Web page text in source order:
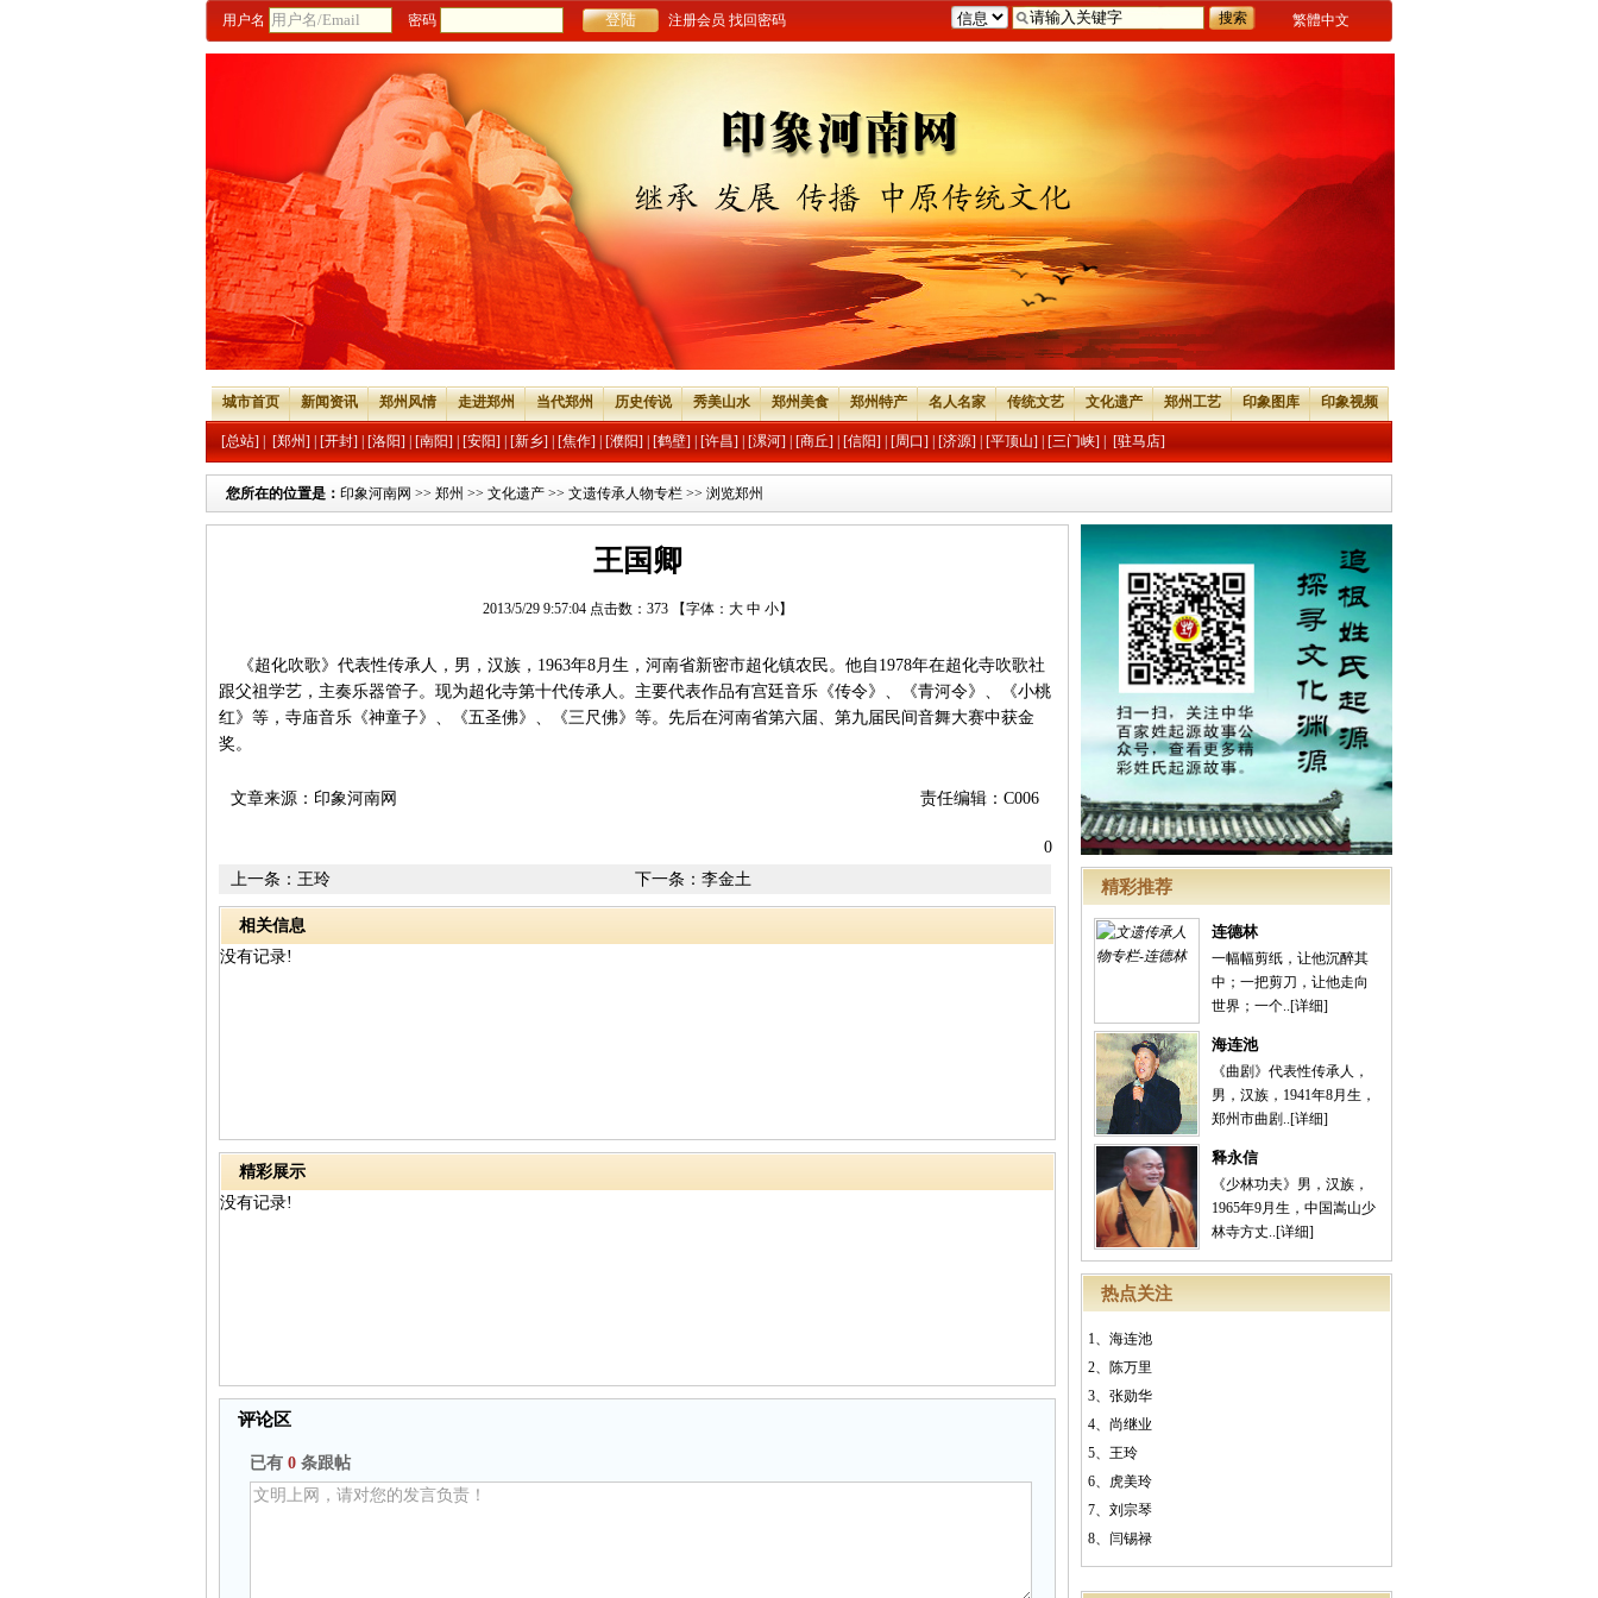
繁體中文
用户名 密码 注册会员 找回密码
城市首页 新闻资讯 郑州风情 走进郑州 当代郑州 历史传说 秀美山水 郑州美食 郑州特产 名人名家 传统文艺 文化遗产 郑州工艺 印象图库 印象视频
[总站] [郑州] [开封] [洛阳] [南阳] [安阳] [新乡] [焦作] [濮阳] [鹤壁] [许昌] [漯河] [商丘] [信阳] [周口] [济源] [平顶山] [三门峡] [驻马店]
您所在的位置是： 印象河南网 >> 郑州 >> 文化遗产 >> 文遗传承人物专栏 >> 浏览郑州
精彩推荐
连德林
一幅幅剪纸，让他沉醉其
中；一把剪刀，让他走向
世界；一个..[详细]
海连池
《曲剧》代表性传承人，
男，汉族，1941年8月生，
郑州市曲剧..[详细]
释永信
《少林功夫》男，汉族，
1965年9月生，中国嵩山少
林寺方丈..[详细]
热点关注
1、 海连池
2、 陈万里
3、 张勋华
4、 尚继业
5、 王玲
6、 虎美玲
7、 刘宗琴
8、 闫锡禄
王国卿
2013/5/29 9:57:04 点击数： 373 【字体： 大 中 小】
《超化吹歌》代表性传承人，男，汉族，1963年8月生，河南省新密市超化镇农民。他自1978年在超化寺吹歌社
跟父祖学艺，主奏乐器管子。现为超化寺第十代传承人。主要代表作品有宫廷音乐《传令》、《青河令》、《小桃
红》等，寺庙音乐《神童子》、《五圣佛》、《三尺佛》等。先后在河南省第六届、第九届民间音舞大赛中获金
奖。
责任编辑：C006
文章来源：印象河南网
0
下一条： 李金土
上一条： 王玲
相关信息
没有记录!
精彩展示
没有记录!
评论区
已有 0 条跟帖